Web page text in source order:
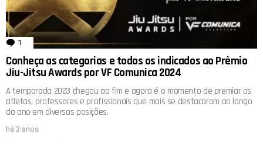
1 comentário
Conheça as categorias e todos os indicados ao Prêmio
Jiu-Jitsu Awards por VF Comunica 2024
A temporada 2023 chegou ao fim e agora é o momento de premiar os
atletas, professores e profissionais que mais se destacaram ao longo
do ano em diversas posições.
há 3 anos